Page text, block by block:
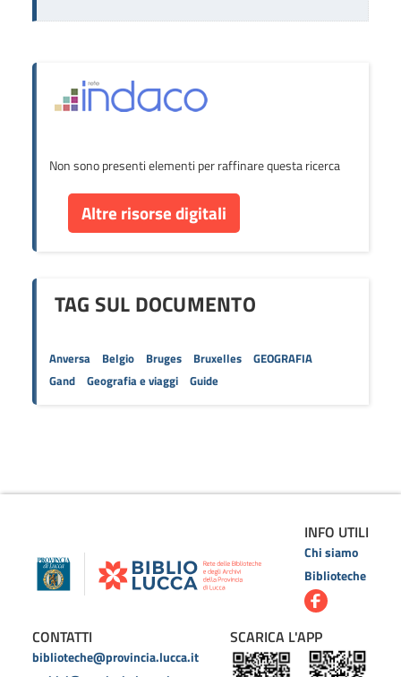
Non sono presenti elementi per raffinare questa ricerca
Altre risorse digitali
TAG SUL DOCUMENTO
Anversa Belgio Bruges Bruxelles
GEOGRAFIA
Gand
Geografia e viaggi Guide
INFO UTILI
Chi siamo
Biblioteche
CONTATTI
biblioteche@provincia.lucca.it
SCARICA L'APP